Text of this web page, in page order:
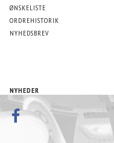
ØNSKELISTE
ORDREHISTORIK
NYHEDSBREV
NYHEDER